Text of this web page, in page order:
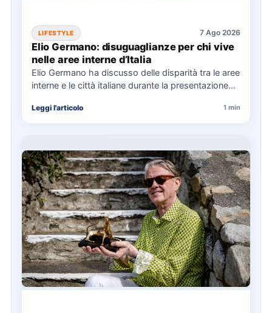
LIFESTYLE 7 Ago 2026
Elio Germano: disuguaglianze per chi vive
nelle aree interne d’Italia
Elio Germano ha discusso delle disparità tra le aree
interne e le città italiane durante la presentazione
Leggi l'articolo 1 min